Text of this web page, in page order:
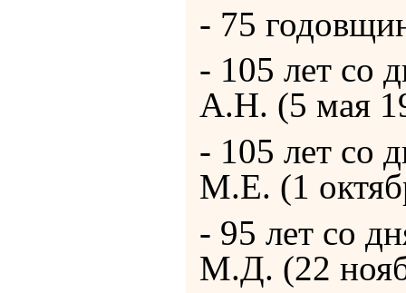
- 75
- 105 лет со
А.Н. (5 мая
- 105 лет со
М.Е. (1
- 95 лет со
М.Д. (22